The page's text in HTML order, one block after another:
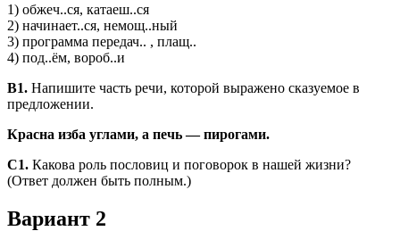
1) обжеч..ся, катаеш..ся
2) начинает..ся, немощ..ный
3) программа передач.. , плащ..
4) под..ём, вороб..и
B1. Напишите часть речи, которой выражено сказуемое в
пред­ложении.
Красна изба углами, а печь — пирогами.
C1. Какова роль пословиц и поговорок в нашей жизни?
(Ответ должен быть полным.)
Вариант 2